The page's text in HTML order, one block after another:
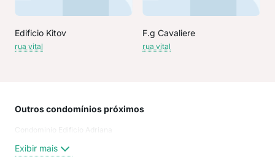
Edificio Kitov
rua vital
F.g Cavaliere
rua vital
Outros condomínios próximos
Condominio Edificio Adriana
Exibir mais